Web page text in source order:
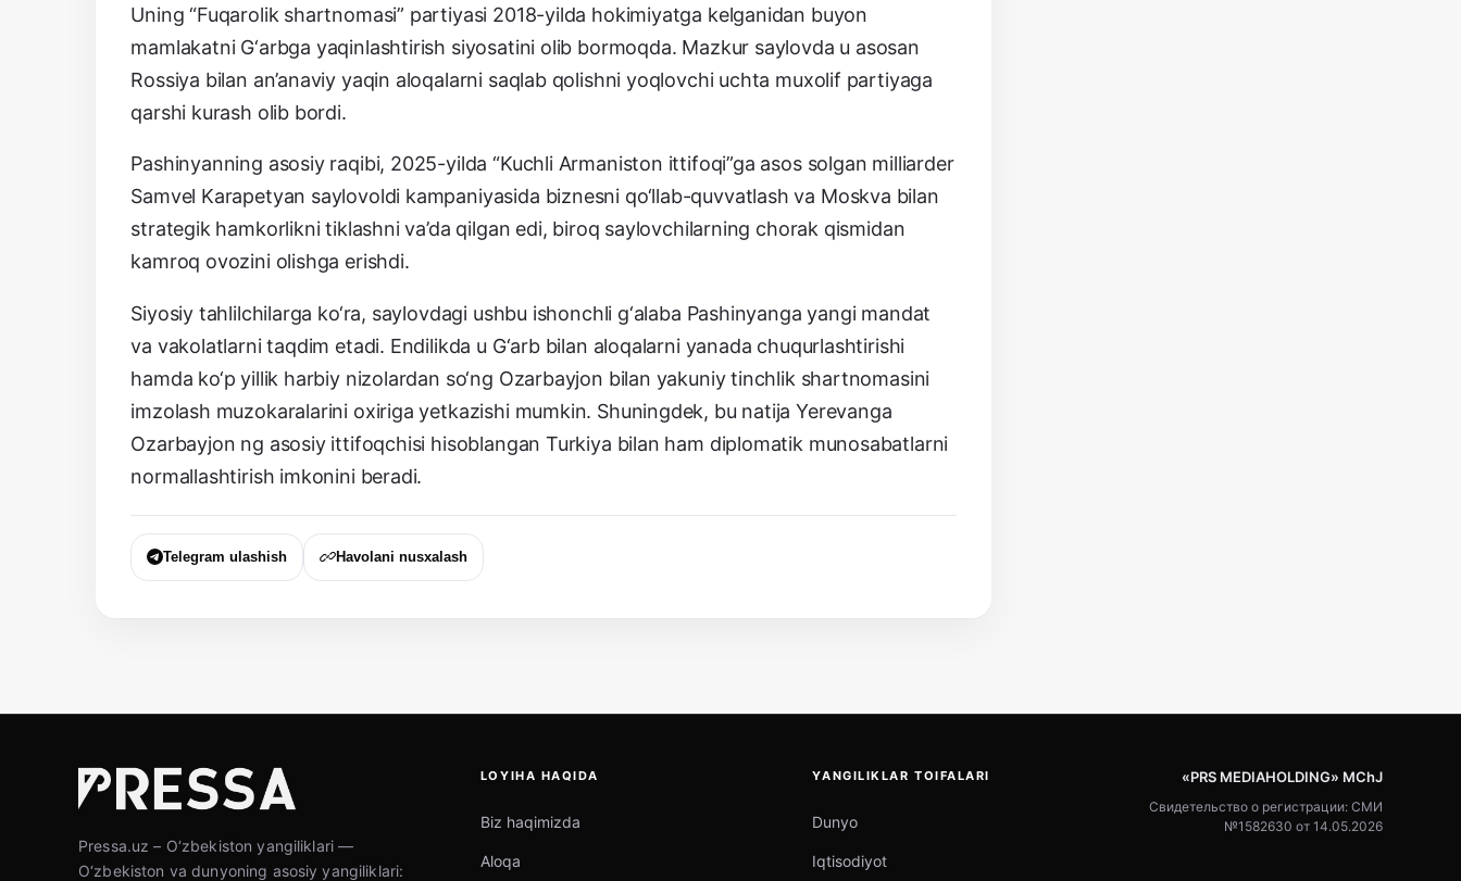
Uning “Fuqarolik shartnomasi” partiyasi 2018-yilda hokimiyatga kelganidan buyon
mamlakatni G‘arbga yaqinlashtirish siyosatini olib bormoqda. Mazkur saylovda u asosan
Rossiya bilan an’anaviy yaqin aloqalarni saqlab qolishni yoqlovchi uchta muxolif partiyaga
qarshi kurash olib bordi.
Pashinyanning asosiy raqibi, 2025-yilda “Kuchli Armaniston ittifoqi”ga asos solgan milliarder
Samvel Karapetyan saylovoldi kampaniyasida biznesni qo‘llab-quvvatlash va Moskva bilan
strategik hamkorlikni tiklashni va’da qilgan edi, biroq saylovchilarning chorak qismidan
kamroq ovozini olishga erishdi.
Siyosiy tahlilchilarga ko‘ra, saylovdagi ushbu ishonchli g‘alaba Pashinyanga yangi mandat
va vakolatlarni taqdim etadi. Endilikda u G‘arb bilan aloqalarni yanada chuqurlashtirishi
hamda ko‘p yillik harbiy nizolardan so‘ng Ozarbayjon bilan yakuniy tinchlik shartnomasini
imzolash muzokaralarini oxiriga yetkazishi mumkin. Shuningdek, bu natija Yerevanga
Ozarbayjon ng asosiy ittifoqchisi hisoblangan Turkiya bilan ham diplomatik munosabatlarni
normallashtirish imkonini beradi.
Telegram ulashish Havolani nusxalash
Pressa.uz – O‘zbekiston yangiliklari —
O‘zbekiston va dunyoning asosiy yangiliklari:
LOYIHA HAQIDA
Biz haqimizda
Aloqa
YANGILIKLAR TOIFALARI
Dunyo
Iqtisodiyot
«PRS MEDIAHOLDING» MChJ
Свидетельство о регистрации: СМИ
№1582630 от 14.05.2026